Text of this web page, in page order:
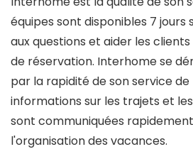
équipes sont disponibles 7
aux questions et aider les
de réservation. Interhome se
par la rapidité de son service
informations sur les trajets et
sont communiquées
l'organisation des vacances.